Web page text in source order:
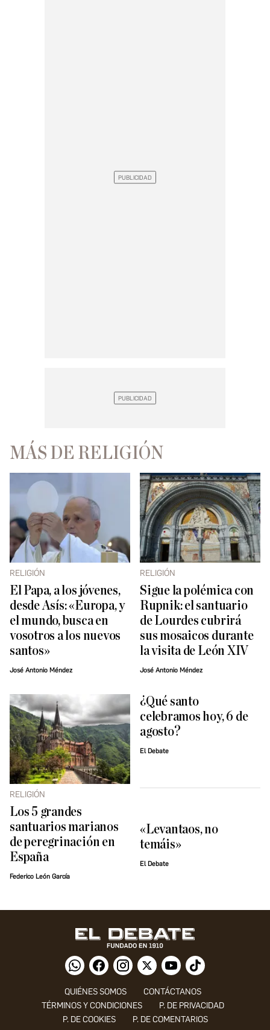
MÁS DE RELIGIÓN
RELIGIÓN
El Papa, a los jóvenes,
desde Asís: «Europa, y
el mundo, busca en
vosotros a los nuevos
santos»
José Antonio Méndez
RELIGIÓN
Sigue la polémica con
Rupnik: el santuario
de Lourdes cubrirá
sus mosaicos durante
la visita de León XIV
José Antonio Méndez
RELIGIÓN
Los 5 grandes
santuarios marianos
de peregrinación en
España
Federico León García
¿Qué santo
celebramos hoy, 6 de
agosto?
El Debate
«Levantaos, no
temáis»
El Debate
QUIÉNES SOMOS
CONTÁCTANOS
TÉRMINOS Y CONDICIONES
P. DE PRIVACIDAD
P. DE COOKIES
P. DE COMENTARIOS